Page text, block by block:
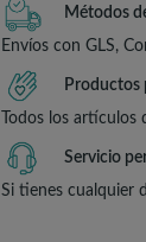
Métodos
Envíos con GLS,
Productos
Todos los
Servicio
Si tienes cualquier